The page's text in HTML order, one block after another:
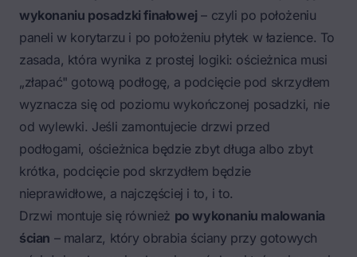
wykonaniu posadzki finałowej – czyli po położeniu
paneli w korytarzu i po położeniu płytek w łazience. To
zasada, która wynika z prostej logiki: ościeżnica musi
„złapać" gotową podłogę, a podcięcie pod skrzydłem
wyznacza się od poziomu wykończonej posadzki, nie
od wylewki. Jeśli zamontujecie drzwi przed
podłogami, ościeżnica będzie zbyt długa albo zbyt
krótka, podcięcie pod skrzydłem będzie
nieprawidłowe, a najczęściej i to, i to.
Drzwi montuje się również po wykonaniu malowania
ścian – malarz, który obrabia ściany przy gotowych